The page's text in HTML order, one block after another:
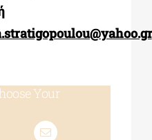
Your